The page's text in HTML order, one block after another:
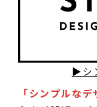
▶シ
「シンプルなデ